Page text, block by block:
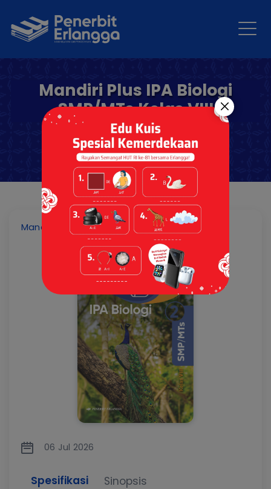
Mandiri Plus IPA Biologi
SMP/MTs Kelas VIII
Mandiri Plus IPA Biologi SMP/MTs Kelas VIII
06 Jul 2026
Spesifikasi Sinopsis